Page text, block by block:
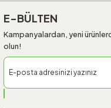
E-BÜLTEN
Kampanyalardan, yeni
olun!